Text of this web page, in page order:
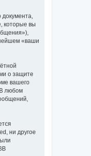
которые вы
«ваши
о защите
вашего
любом
ни другое